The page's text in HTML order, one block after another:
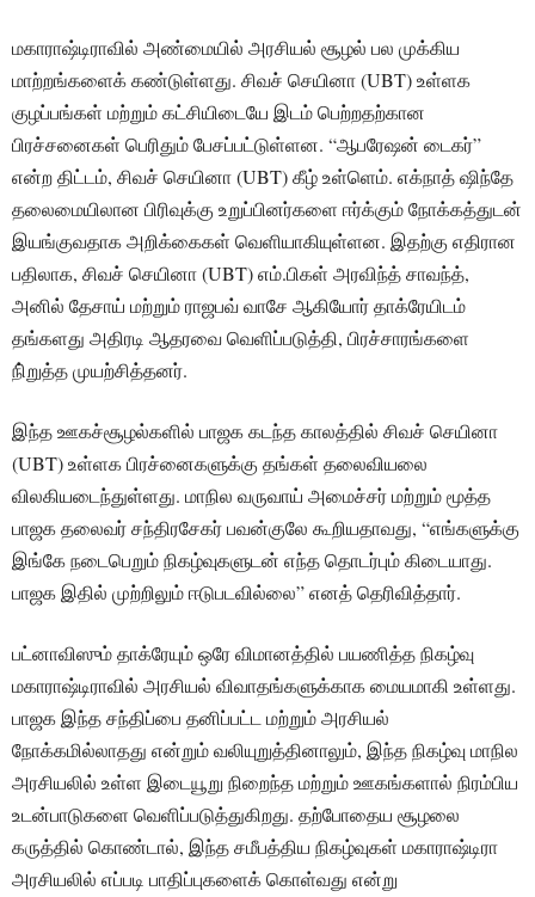
மகாராஷ்டிராவில் அண்மையில் அரசியல் சூழல் பல முக்கிய
மாற்றங்களைக் கண்டுள்ளது. சிவச் செயினா (UBT) உள்ளக
குழப்பங்கள் மற்றும் கட்சியிடையே இடம் பெற்றதற்கான
பிரச்சனைகள் பெரிதும் பேசப்பட்டுள்ளன. “ஆபரேஷன் டைகர்”
என்ற திட்டம், சிவச் செயினா (UBT) கீழ் உள்ளெம். எக்நாத் ஷிந்தே
தலைமையிலான பிரிவுக்கு உறுப்பினர்களை ஈர்க்கும் நோக்கத்துடன்
இயங்குவதாக அறிக்கைகள் வெளியாகியுள்ளன. இதற்கு எதிரான
பதிலாக, சிவச் செயினா (UBT) எம்.பிகள் அரவிந்த் சாவந்த்,
அனில் தேசாய் மற்றும் ராஜபவ் வாசே ஆகியோர் தாக்ரேயிடம்
தங்களது அதிரடி ஆதரவை வெளிப்படுத்தி, பிரச்சாரங்களை
நி்றுத்த முயற்சித்தனர்.
இந்த ஊகச்சூழல்களில் பாஜக கடந்த காலத்தில் சிவச் செயினா
(UBT) உள்ளக பிரச்னைகளுக்கு தங்கள் தலைவியலை
விலகியடைந்துள்ளது. மாநில வருவாய் அமைச்சர் மற்றும் மூத்த
பாஜக தலைவர் சந்திரசேகர் பவன்குலே கூறியதாவது, “எங்களுக்கு
இங்கே நடைபெறும் நிகழ்வுகளுடன் எந்த தொடர்பும் கிடையாது.
பாஜக இதில் முற்றிலும் ஈடுபடவில்லை” எனத் தெரிவித்தார்.
பட்னாவிஸும் தாக்ரேயும் ஒரே விமானத்தில் பயணித்த நிகழ்வு
மகாராஷ்டிராவில் அரசியல் விவாதங்களுக்காக மையமாகி உள்ளது.
பாஜக இந்த சந்திப்பை தனிப்பட்ட மற்றும் அரசியல்
நோக்கமில்லாதது என்றும் வலியுறுத்தினாலும், இந்த நிகழ்வு மாநில
அரசியலில் உள்ள இடையூறு நிறைந்த மற்றும் ஊகங்களால் நிரம்பிய
உடன்பாடுகளை வெளிப்படுத்துகிறது. தற்போதைய சூழலை
கருத்தில் கொண்டால், இந்த சமீபத்திய நிகழ்வுகள் மகாராஷ்டிரா
அரசியலில் எப்படி பாதிப்புகளைக் கொள்வது என்று